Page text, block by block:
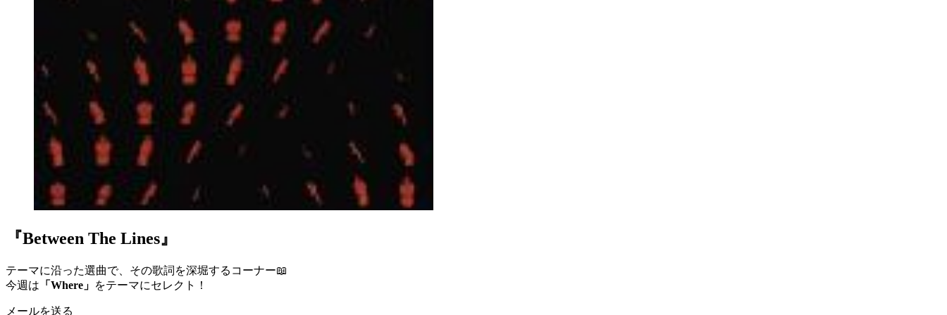
『Between The Lines』
テーマに沿った選曲で、その歌詞を深堀するコーナー📖
今週は 「Where」 をテーマにセレクト！
メールを送る